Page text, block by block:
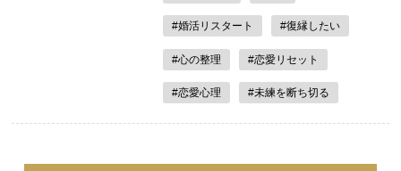
#婚活リスタート #復縁したい
#心の整理 #恋愛リセット
#恋愛心理 #未練を断ち切る